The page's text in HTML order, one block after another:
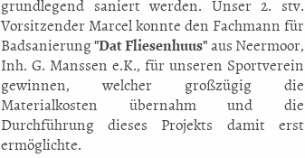
Vorsitzender Marcel konnte den Fachmann für
Badsanierung"Dat Fliesenhuus"aus Neermoor,
Inh. G. Manssen e.K., für unseren Sportverein
gewinnen, welcher großzügig die
Materialkosten übernahm und die
Durchführung dieses Projekts damit erst
ermöglichte.